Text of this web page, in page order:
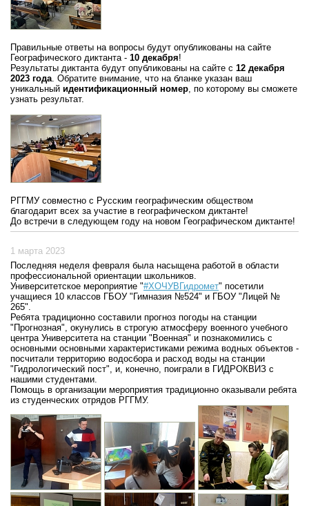
Правильные ответы на вопросы будут опубликованы на сайте
Географического диктанта - 10 декабря!
Результаты диктанта будут опубликованы на сайте с 12 декабря
2023 года . Обратите внимание, что на бланке указан ваш
уникальный идентификационный номер , по которому вы сможете
узнать результат.
РГГМУ совместно с Русским географическим обществом
благодарит всех за участие в географическом диктанте!
До встречи в следующем году на новом Географическом диктанте!
1 марта 2023
Последняя неделя февраля была насыщена работой в области
профессиональной ориентации школьников.
Университетское мероприятие "#ХОЧУВГидромет" посетили
учащиеся 10 классов ГБОУ "Гимназия №524" и ГБОУ "Лицей №
265".
Ребята традиционно составили прогноз погоды на станции
"Прогнозная", окунулись в строгую атмосферу военного учебного
центра Университета на станции "Военная" и познакомились с
основными основными характеристиками режима водных объектов -
посчитали территорию водосбора и расход воды на станции
"Гидрологический пост", и, конечно, поиграли в ГИДРОКВИЗ с
нашими студентами.
Помощь в организации мероприятия традиционно оказывали ребята
из студенческих отрядов РГГМУ.